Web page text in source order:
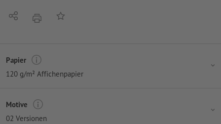
Teilen DruckenAuf die Merkliste
Papier
120 g/m² Affichenpapier
Motive
02 Versionen